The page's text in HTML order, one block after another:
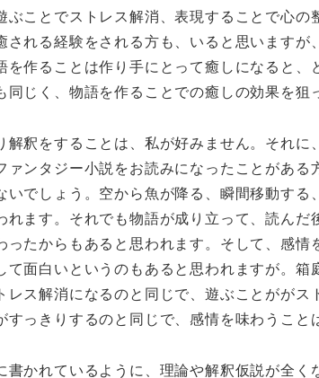
ぶことでストレス解消、表現することで心の
される経験をされる方も、いると思います
を作ることは作り手にとって癒しになると
同じく、物語を作ることでの癒しの効果を狙
解釈をすることは、私が好みません。それ
ァンタジー小説をお読みになったことがあ
いでしょう。空から魚が降る、瞬間移動す
れます。それでも物語が成り立って、読ん
ったからもあると思われます。そして、感情
て面白いというのもあると思われますが。
レス解消になるのと同じで、遊ぶことがが
すっきりするのと同じで、感情を味わうこと
書かれているように、理論や解釈仮説が全く